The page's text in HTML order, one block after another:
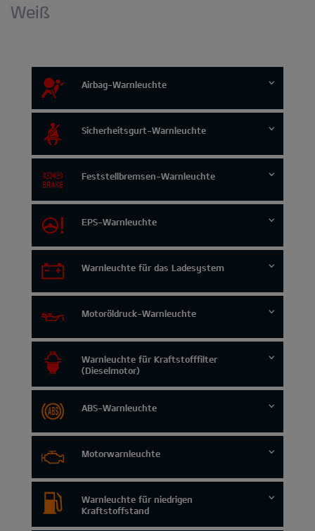
Weiß
Airbag-Warnleuchte
Sicherheitsgurt-Warnleuchte
Feststellbremsen-Warnleuchte
EPS-Warnleuchte
Warnleuchte für das Ladesystem
Motoröldruck-Warnleuchte
Warnleuchte für Kraftstofffilter
(Dieselmotor)
ABS-Warnleuchte
Motorwarnleuchte
Warnleuchte für niedrigen
Kraftstoffstand